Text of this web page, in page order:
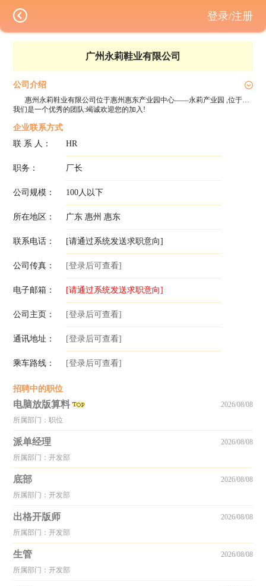
广州永莉鞋业有限公司
公司介绍
惠州永莉鞋业有限公司位于惠州惠东产业园中心——永莉产业园 ,位于环城北路边上交通便利。本公司是一家集产品开发、生产、销售的工贸一体企业,主要产品为PU时尚女鞋。我们拥有专业的设计师和经验丰富的板师,并且具有优质的服务,产品销往世界各地。
我们是一个优秀的团队:竭诚欢迎您的加入!
企业联系方式
联 系 人：
HR
职务： 厂长
公司规模： 100人以下
所在地区： 广东 惠州 惠东
联系电话： [请通过系统发送求职意向]
公司传真： [登录后可查看]
电子邮箱： [请通过系统发送求职意向]
公司主页： [登录后可查看]
通讯地址： [登录后可查看]
乘车路线： [登录后可查看]
招聘中的职位
电脑放版算料
所属部门：职位
2026/08/08
派单经理
所属部门：开发部
2026/08/08
底部
所属部门：开发部
2026/08/08
出格开版师
所属部门：开发部
2026/08/08
生管
所属部门：开发部
2026/08/08
登录/注册